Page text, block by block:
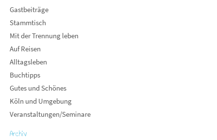
Gastbeiträge
Stammtisch
Mit der Trennung leben
Auf Reisen
Alltagsleben
Buchtipps
Gutes und Schönes
Köln und Umgebung
Veranstaltungen/Seminare
Archiv